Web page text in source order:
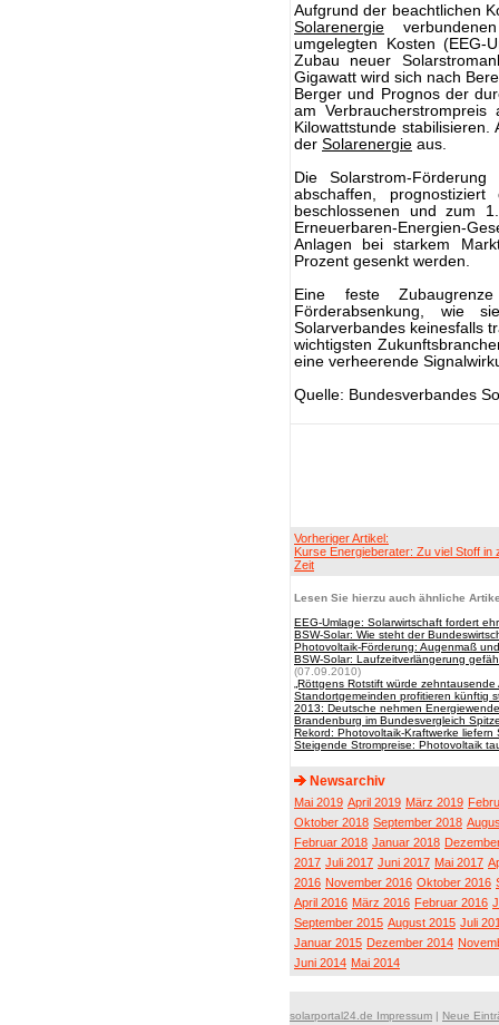
Aufgrund der beachtlichen
Solarenergie
umgelegten Kosten (EEG-
Zubau neuer
Gigawatt wird sich nach
Berger und Prognos der
am
Kilowattstunde
der Solarenergie aus.
Die Solarstrom-
abschaffen,
beschlossenen und zum
Erneuerbaren-Energien-
Anlagen bei starkem
Prozent gesenkt werden.
Eine feste
Förderabsenkung, wie
Solarverbandes keinesfalls
wichtigsten
eine verheerende
Quelle: Bundesverbandes
Vorheriger Artikel:
Kurse Energieberater: Zu viel Stoff in
Zeit
Lesen Sie hierzu auch ähnliche
EEG-Umlage: Solarwirtschaft fordert
BSW-Solar: Wie steht der
Photovoltaik-Förderung: Augenmaß
BSW-Solar: Laufzeitverlängerung
(07.09.2010)
„Röttgens Rotstift würde
Standortgemeinden profitieren künftig
2013: Deutsche nehmen
Brandenburg im Bundesvergleich
Rekord: Photovoltaik-Kraftwerke liefern
Steigende Strompreise: Photovoltaik
Newsarchiv
Mai 2019 April 2019 März 2019
Oktober 2018 September 2018
Februar 2018 Januar 2018
2017 Juli 2017 Juni 2017 Mai 2017
2016 November 2016 Oktober 2016
April 2016 März 2016 Februar 2016
September 2015 August 2015 Juli
Januar 2015 Dezember 2014
Juni 2014 Mai 2014
solarportal24.de Impressum | Neue